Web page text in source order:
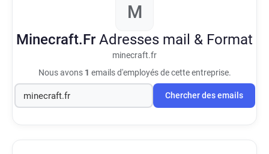
M
Minecraft.Fr Adresses mail & Format
minecraft.fr
Nous avons 1 emails d'employés de cette entreprise.
Chercher des emails